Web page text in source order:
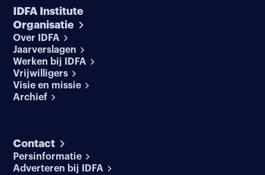
IDFA Institute
Organisatie
Over IDFA
Jaarverslagen
Werken bij IDFA
Vrijwilligers
Visie en missie
Archief
Contact
Persinformatie
Adverteren bij IDFA